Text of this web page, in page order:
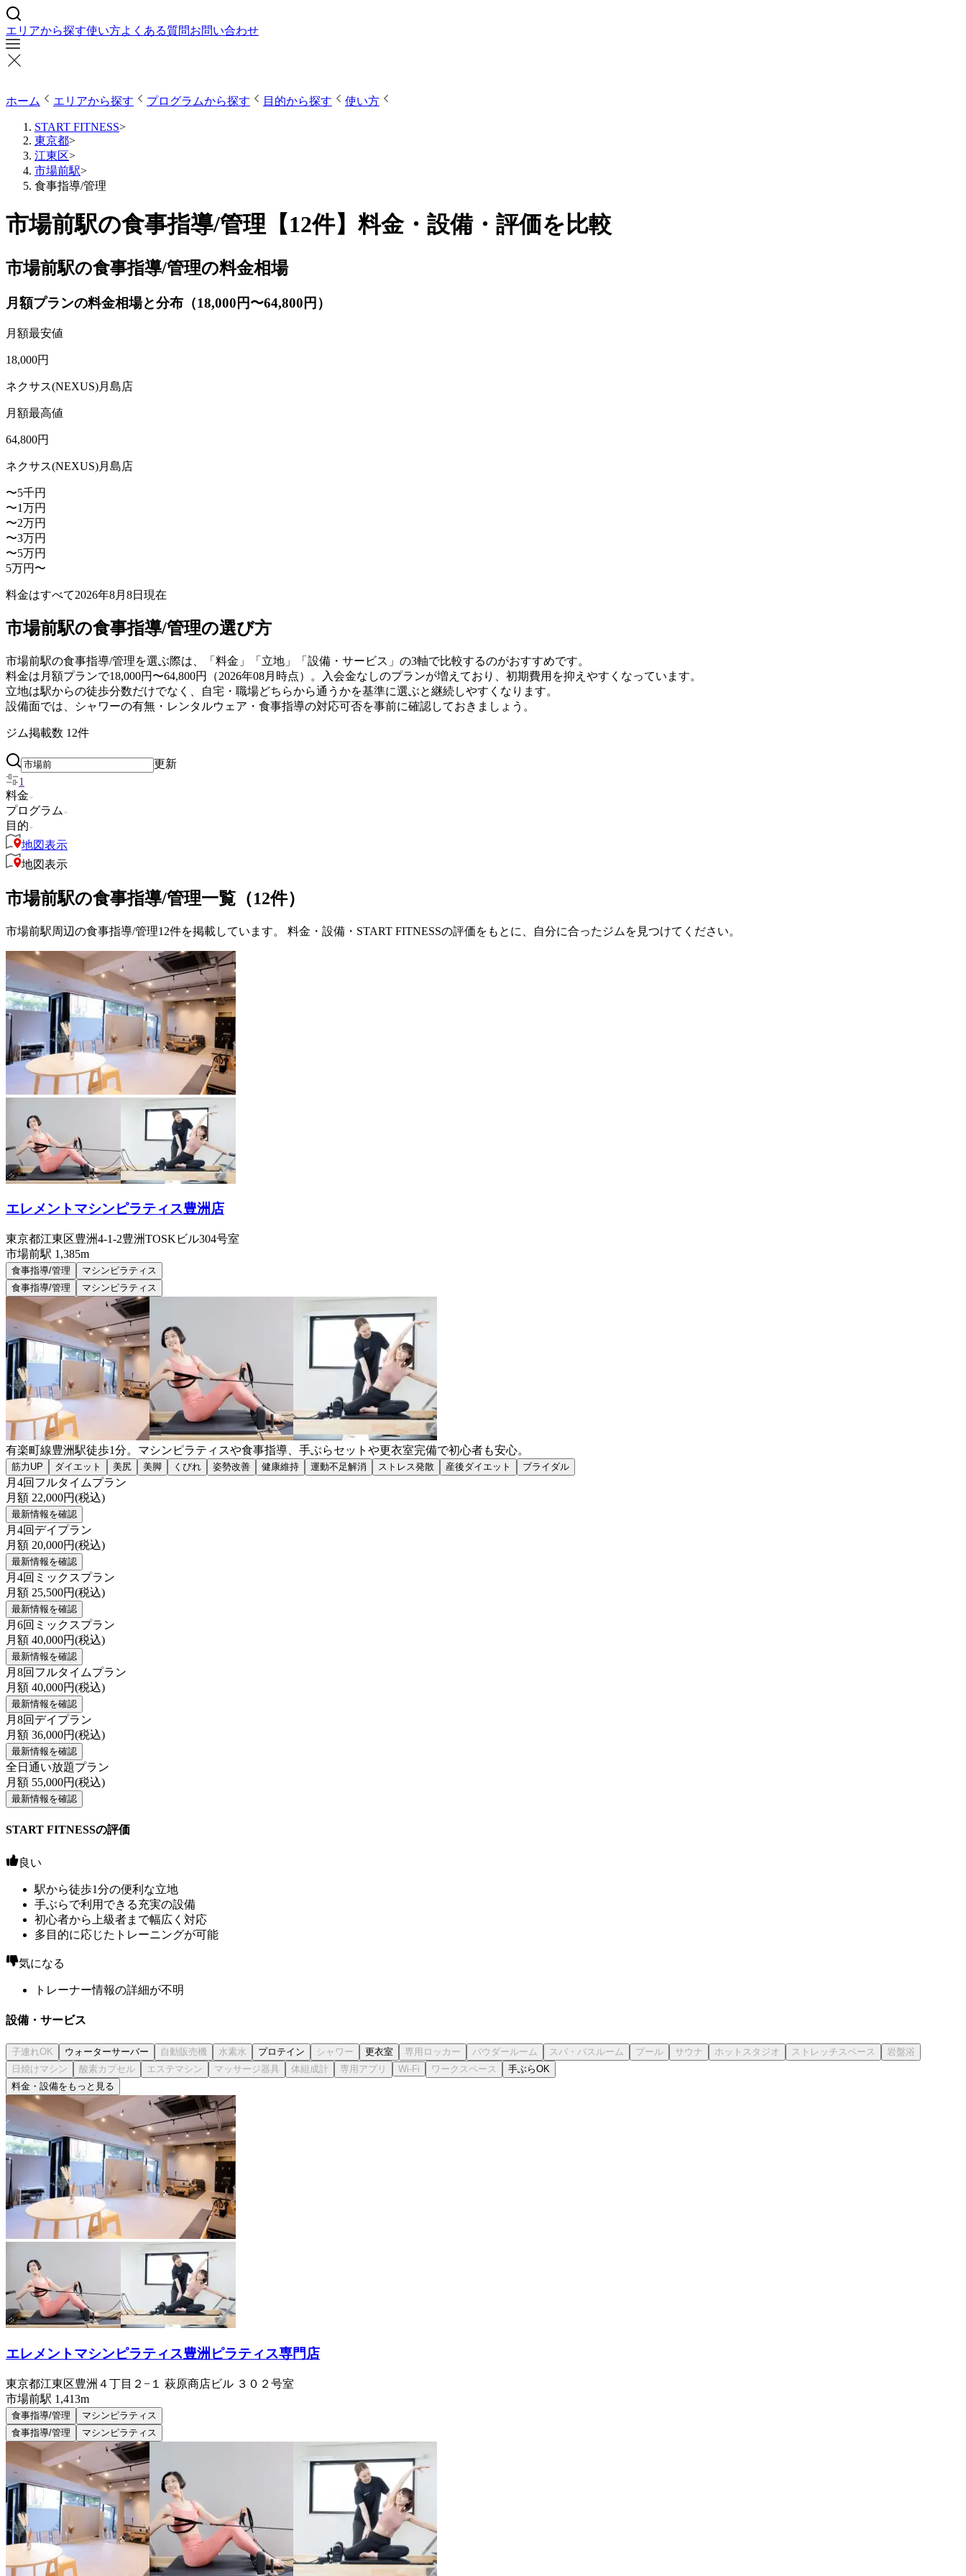
エリアから探す使い方よくある質問お問い合わせ
ホーム エリアから探す プログラムから探す 目的から探す 使い方
START FITNESS>
東京都>
江東区>
市場前駅>
食事指導/管理
市場前駅の食事指導/管理【12件】料金・設備・評価を比較
市場前駅の食事指導/管理の料金相場
月額プランの料金相場と分布（18,000円〜64,800円）
月額最安値
18,000円
ネクサス(NEXUS)月島店
月額最高値
64,800円
ネクサス(NEXUS)月島店
〜5千円
〜1万円
〜2万円
〜3万円
〜5万円
5万円〜
料金はすべて2026年8月8日 現在
市場前駅の食事指導/管理の選び方
市場前駅の食事指導/管理を選ぶ際は、「料金」「立地」「設備・サービス」の3軸で比較するのがおすすめです。
料金は月額プランで18,000円〜64,800円（2026年08月時点）。入会金なしのプランが増えており、初期費用を抑えやすくなっています。
立地は駅からの徒歩分数だけでなく、自宅・職場どちらから通うかを基準に選ぶと継続しやすくなります。
設備面では、シャワーの有無・レンタルウェア・食事指導の対応可否を事前に確認しておきましょう。
ジム掲載数 12件
更新
1
料金
プログラム
目的
地図表示
地図表示
市場前駅の食事指導/管理一覧（12件）
市場前駅周辺の食事指導/管理12件を掲載しています。 料金・設備・START FITNESSの評価をもとに、自分に合ったジムを見つけてください。
エレメントマシンピラティス豊洲店
東京都江東区豊洲4-1-2豊洲TOSKビル304号室
市場前駅 1,385m
食事指導/管理
マシンピラティス
食事指導/管理
マシンピラティス
有楽町線豊洲駅徒歩1分。マシンピラティスや食事指導、手ぶらセットや更衣室完備で初心者も安心。
筋力UP ダイエット 美尻 美脚 くびれ 姿勢改善 健康維持 運動不足解消 ストレス発散 産後ダイエット ブライダル
月4回フルタイムプラン
月額 22,000円(税込)
最新情報を確認
月4回デイプラン
月額 20,000円(税込)
最新情報を確認
月4回ミックスプラン
月額 25,500円(税込)
最新情報を確認
月6回ミックスプラン
月額 40,000円(税込)
最新情報を確認
月8回フルタイムプラン
月額 40,000円(税込)
最新情報を確認
月8回デイプラン
月額 36,000円(税込)
最新情報を確認
全日通い放題プラン
月額 55,000円(税込)
最新情報を確認
START FITNESSの評価
良い
駅から徒歩1分の便利な立地
手ぶらで利用できる充実の設備
初心者から上級者まで幅広く対応
多目的に応じたトレーニングが可能
気になる
トレーナー情報の詳細が不明
設備・サービス
ウォーターサーバー プロテイン
更衣室
手ぶらOK
料金・設備をもっと見る
エレメントマシンピラティス豊洲ピラティス専門店
東京都江東区豊洲４丁目２−１ 萩原商店ビル ３０２号室
市場前駅 1,413m
食事指導/管理
マシンピラティス
食事指導/管理
マシンピラティス